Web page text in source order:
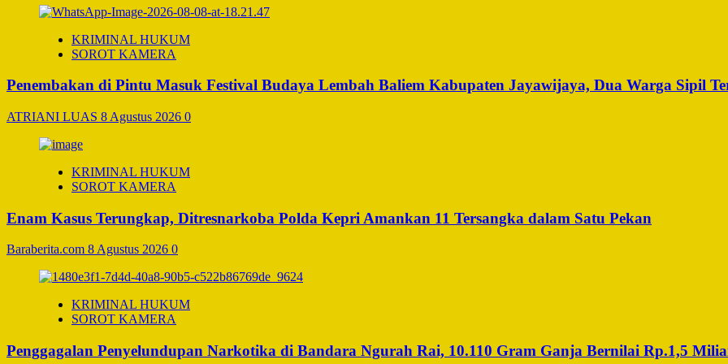
KRIMINAL HUKUM
SOROT KAMERA
Penembakan di Pintu Masuk Festival Budaya Lembah Baliem Kabupaten Jayawijaya, Dua Warga Sipil
ATRIANI LUAS 8 Agustus 2026 0
KRIMINAL HUKUM
SOROT KAMERA
Enam Kasus Terungkap, Ditresnarkoba Polda Kepri Amankan 11 Tersangka dalam Satu Pekan
Baraberita.com 8 Agustus 2026 0
KRIMINAL HUKUM
SOROT KAMERA
Penggagalan Penyelundupan Narkotika di Bandara Ngurah Rai, 10.110 Gram Ganja Bernilai Rp.1,5